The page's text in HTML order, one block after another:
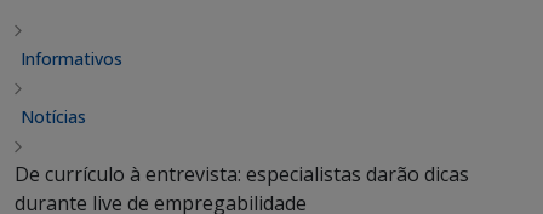
Informativos
Notícias
De currículo à entrevista: especialistas darão dicas
durante live de empregabilidade